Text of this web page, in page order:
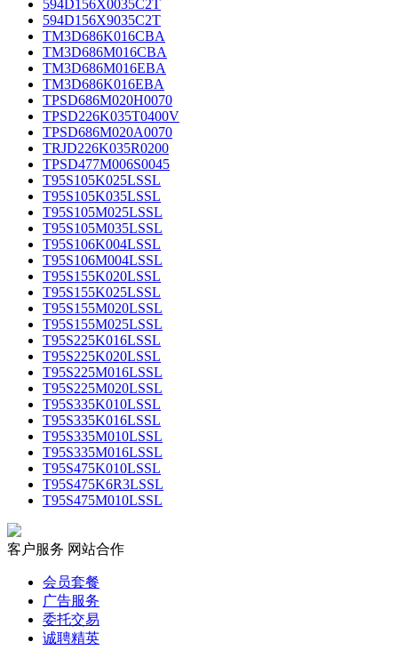
594D156X0035C2T
594D156X9035C2T
TM3D686K016CBA
TM3D686M016CBA
TM3D686M016EBA
TM3D686K016EBA
TPSD686M020H0070
TPSD226K035T0400V
TPSD686M020A0070
TRJD226K035R0200
TPSD477M006S0045
T95S105K025LSSL
T95S105K035LSSL
T95S105M025LSSL
T95S105M035LSSL
T95S106K004LSSL
T95S106M004LSSL
T95S155K020LSSL
T95S155K025LSSL
T95S155M020LSSL
T95S155M025LSSL
T95S225K016LSSL
T95S225K020LSSL
T95S225M016LSSL
T95S225M020LSSL
T95S335K010LSSL
T95S335K016LSSL
T95S335M010LSSL
T95S335M016LSSL
T95S475K010LSSL
T95S475K6R3LSSL
T95S475M010LSSL
客户服务 网站合作
会员套餐
广告服务
委托交易
诚聘精英